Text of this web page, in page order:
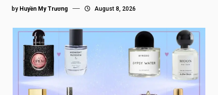
by Huyền My Trương August 8, 2026